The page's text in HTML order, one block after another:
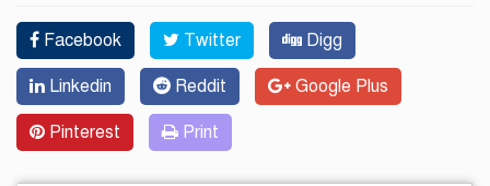
Facebook Twitter Digg
Linkedin Reddit Google Plus
Pinterest Print